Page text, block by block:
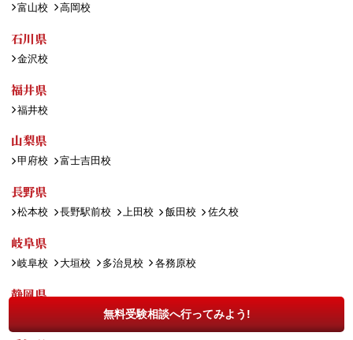
無料受験相談へ行ってみよう!
富山校 高岡校
石川県
金沢校
福井県
福井校
山梨県
甲府校 富士吉田校
長野県
松本校 長野駅前校 上田校 飯田校 佐久校
岐阜県
岐阜校 大垣校 多治見校 各務原校
静岡県
沼津校 藤枝校 富士校 三島校